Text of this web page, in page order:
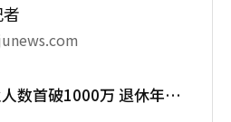
数首破1000万 退休年龄